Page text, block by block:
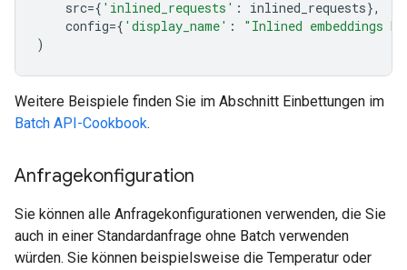
src={ 'inlined_requests' : inlined_requests},
config={ 'display_name' :
"Inlined embeddings
)
Weitere Beispiele finden Sie im Abschnitt Einbettungen im
Batch API-Cookbook.
Anfragekonfiguration
Sie können alle Anfragekonfigurationen verwenden, die Sie
auch in einer Standardanfrage ohne Batch verwenden
würden. Sie können beispielsweise die Temperatur oder